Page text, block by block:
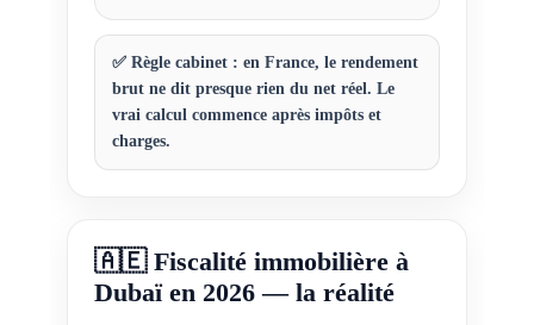
✅ Règle cabinet : en France, le rendement
brut ne dit presque rien du net réel. Le
vrai calcul commence après impôts et
charges.
🇦🇪 Fiscalité immobilière à
Dubaï en 2026 — la réalité